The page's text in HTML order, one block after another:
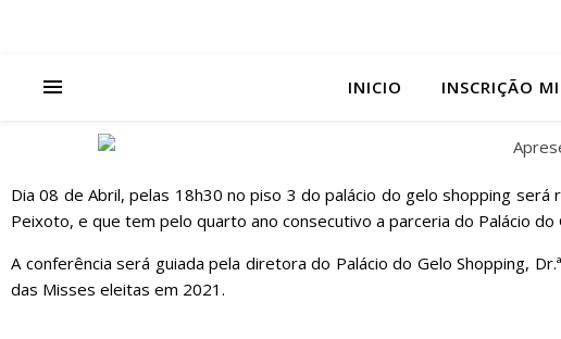
INICIO INSCRIÇÃO
Dia 08 de Abril, pelas 18h30 no piso 3 do palácio do gelo shopping
Peixoto, e que tem pelo quarto ano consecutivo a parceria do Palácio do
A conferência será guiada pela diretora do Palácio do Gelo Shopping,
das Misses eleitas em 2021.